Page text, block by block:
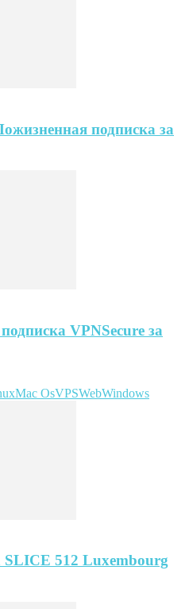
подписка за
VPNSecure за
Mac OsVPSWebWindows
SLICE 512 Luxembourg